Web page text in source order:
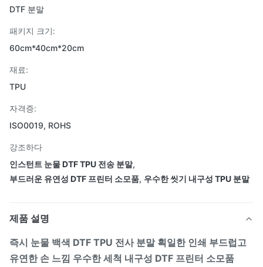
DTF 분말
패키지 크기:
60cm*40cm*20cm
재료:
TPU
자격증:
ISO0019, ROHS
강조하다
인스턴트 눈물 DTF TPU 전송 분말,
부드러운 유연성 DTF 프린터 소모품, 우수한 씻기 내구성 TPU 분말
제품 설명
즉시 눈물 백색 DTF TPU 전사 분말 획일한 인쇄 부드럽고
유연한 손 느낌 우수한 세척 내구성 DTF 프린터 소모품